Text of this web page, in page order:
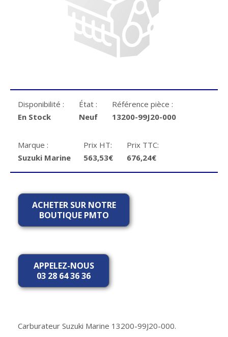
Disponibilité :
En Stock
État :
Neuf
Référence pièce :
13200-99J20-000
Marque :
Suzuki Marine
Prix HT:
563,53€
Prix TTC:
676,24€
ACHETER SUR NOTRE
BOUTIQUE PMTO
APPELEZ-NOUS
03 28 64 36 36
Carburateur Suzuki Marine 13200-99J20-000.